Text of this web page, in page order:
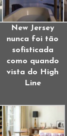
New Jersey
nunca foi tão
sofisticada
como quando
vista do High
Line